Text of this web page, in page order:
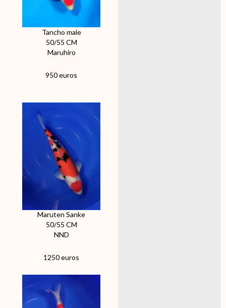
Tancho male
50/55 CM
Maruhiro
950 euros
Maruten Sanke
50/55 CM
NND
1250 euros